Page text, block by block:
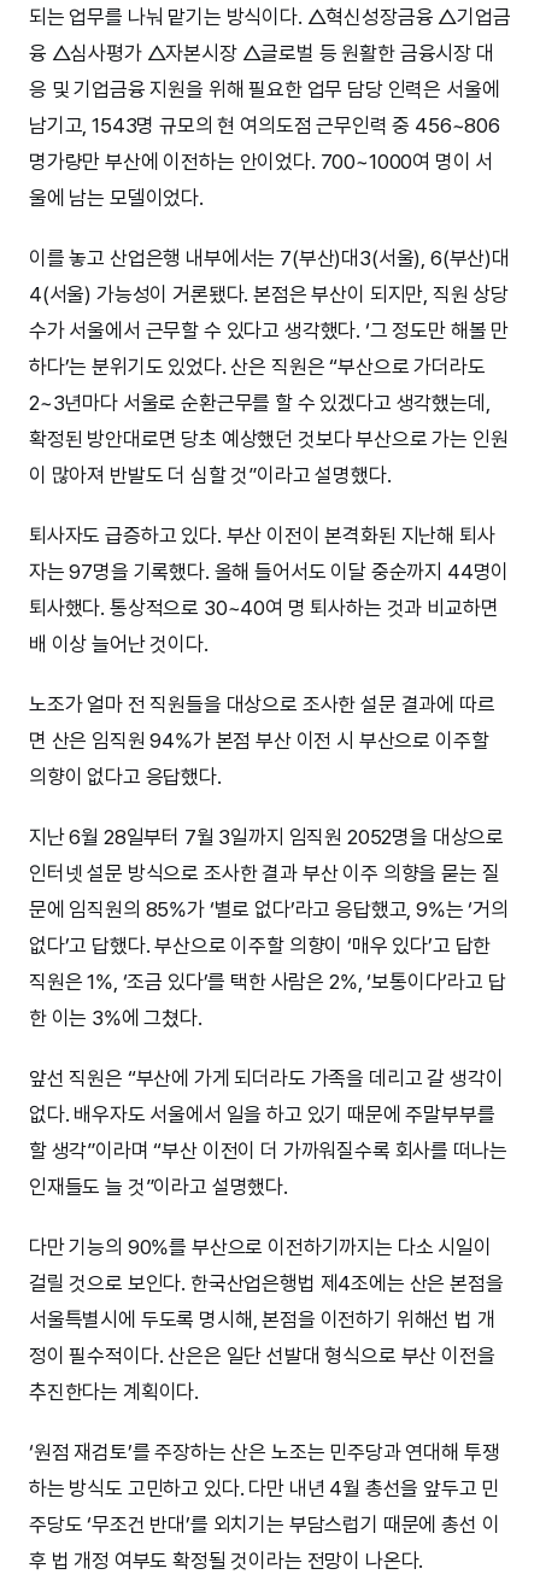
되는 업무를 나눠 맡기는 방식이다. △혁신성장금융 △기업금
융 △심사평가 △자본시장 △글로벌 등 원활한 금융시장 대
응 및 기업금융 지원을 위해 필요한 업무 담당 인력은 서울에
남기고, 1543명 규모의 현 여의도점 근무인력 중 456~806
명가량만 부산에 이전하는 안이었다. 700~1000여 명이 서
울에 남는 모델이었다.
이를 놓고 산업은행 내부에서는 7(부산)대3(서울), 6(부산)대
4(서울) 가능성이 거론됐다. 본점은 부산이 되지만, 직원 상당
수가 서울에서 근무할 수 있다고 생각했다. ‘그 정도만 해볼 만
하다’는 분위기도 있었다. 산은 직원은 “부산으로 가더라도
2~3년마다 서울로 순환근무를 할 수 있겠다고 생각했는데,
확정된 방안대로면 당초 예상했던 것보다 부산으로 가는 인원
이 많아져 반발도 더 심할 것”이라고 설명했다.
퇴사자도 급증하고 있다. 부산 이전이 본격화된 지난해 퇴사
자는 97명을 기록했다. 올해 들어서도 이달 중순까지 44명이
퇴사했다. 통상적으로 30~40여 명 퇴사하는 것과 비교하면
배 이상 늘어난 것이다.
노조가 얼마 전 직원들을 대상으로 조사한 설문 결과에 따르
면 산은 임직원 94%가 본점 부산 이전 시 부산으로 이주할
의향이 없다고 응답했다.
지난 6월 28일부터 7월 3일까지 임직원 2052명을 대상으로
인터넷 설문 방식으로 조사한 결과 부산 이주 의향을 묻는 질
문에 임직원의 85%가 ‘별로 없다’라고 응답했고, 9%는 ‘거의
없다’고 답했다. 부산으로 이주할 의향이 ‘매우 있다’고 답한
직원은 1%, ‘조금 있다’를 택한 사람은 2%, ‘보통이다’라고 답
한 이는 3%에 그쳤다.
앞선 직원은 “부산에 가게 되더라도 가족을 데리고 갈 생각이
없다. 배우자도 서울에서 일을 하고 있기 때문에 주말부부를
할 생각”이라며 “부산 이전이 더 가까워질수록 회사를 떠나는
인재들도 늘 것”이라고 설명했다.
다만 기능의 90%를 부산으로 이전하기까지는 다소 시일이
걸릴 것으로 보인다. 한국산업은행법 제4조에는 산은 본점을
서울특별시에 두도록 명시해, 본점을 이전하기 위해선 법 개
정이 필수적이다. 산은은 일단 선발대 형식으로 부산 이전을
추진한다는 계획이다.
‘원점 재검토’를 주장하는 산은 노조는 민주당과 연대해 투쟁
하는 방식도 고민하고 있다. 다만 내년 4월 총선을 앞두고 민
주당도 ‘무조건 반대’를 외치기는 부담스럽기 때문에 총선 이
후 법 개정 여부도 확정될 것이라는 전망이 나온다.